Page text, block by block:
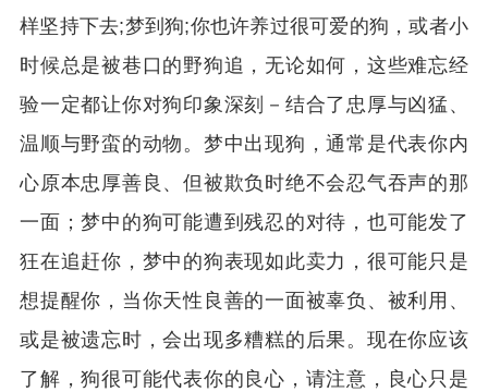
样坚持下去;梦到狗;你也许养过很可爱的狗，或者小
时候总是被巷口的野狗追，无论如何，这些难忘经
验一定都让你对狗印象深刻－结合了忠厚与凶猛、
温顺与野蛮的动物。梦中出现狗，通常是代表你内
心原本忠厚善良、但被欺负时绝不会忍气吞声的那
一面；梦中的狗可能遭到残忍的对待，也可能发了
狂在追赶你，梦中的狗表现如此卖力，很可能只是
想提醒你，当你天性良善的一面被辜负、被利用、
或是被遗忘时，会出现多糟糕的后果。现在你应该
了解，狗很可能代表你的良心，请注意，良心只是